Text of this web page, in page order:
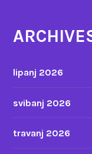
lipanj 2026
svibanj 2026
travanj 2026